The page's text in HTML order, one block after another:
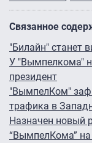
Связанное
"Билайн" станет
У "Вымпелкома"
президент
"ВымпелКом"
трафика в
Назначен новый
“ВымпелКома”